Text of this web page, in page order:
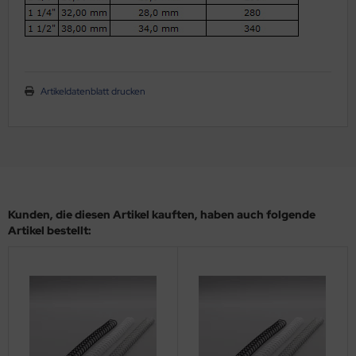
Artikeldatenblatt drucken
Kunden, die diesen Artikel kauften, haben auch folgende
Artikel bestellt: